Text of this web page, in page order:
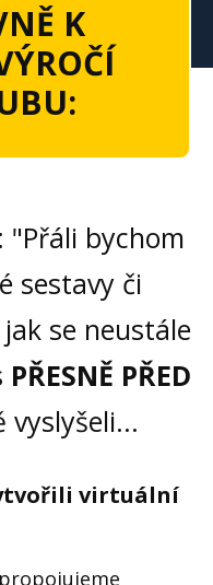
K
"Přáli bychom
sestavy či
se neustále
PŘESNĚ PŘED
vyslyšeli...
virtuální